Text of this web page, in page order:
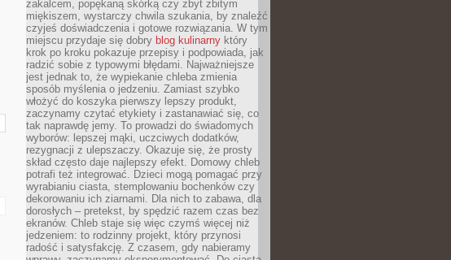
zakalcem, popękaną skórką czy zbyt zbitym
miękiszem, wystarczy chwila szukania, by znaleźć
czyjeś doświadczenia i gotowe rozwiązania. W tym
miejscu przydaje się dobry blog kulinarny który
krok po kroku pokazuje przepisy i podpowiada, jak
radzić sobie z typowymi błędami. Najważniejsze
jest jednak to, że wypiekanie chleba zmienia
sposób myślenia o jedzeniu. Zamiast szybko
włożyć do koszyka pierwszy lepszy produkt,
zaczynamy czytać etykiety i zastanawiać się, co
tak naprawdę jemy. To prowadzi do świadomych
wyborów: lepszej mąki, uczciwych dodatków,
rezygnacji z ulepszaczy. Okazuje się, że prosty
skład często daje najlepszy efekt. Domowy chleb
potrafi też integrować. Dzieci mogą pomagać przy
wyrabianiu ciasta, stemplowaniu bochenków czy
dekorowaniu ich ziarnami. Dla nich to zabawa, dla
dorosłych – pretekst, by spędzić razem czas bez
ekranów. Chleb staje się więc czymś więcej niż
jedzeniem: to rodzinny projekt, który przynosi
radość i satysfakcję. Z czasem, gdy nabieramy